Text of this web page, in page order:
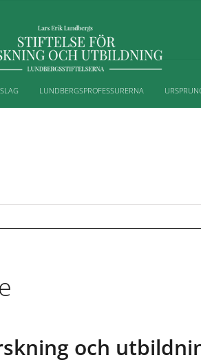
LUNDBERGSPROFESSURERNA
och